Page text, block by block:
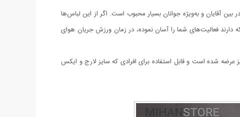
آقایان و به‌ویژه جوانان بسیار محبوب است. اگر از این لباس‌ها
دارند فعالیت‌های شما را آسان نموده، در زمان ورزش جریان هوای
شده است و قابل استفاده برای افرادی که سایز لارج و ایکس